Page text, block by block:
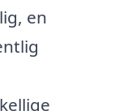
en